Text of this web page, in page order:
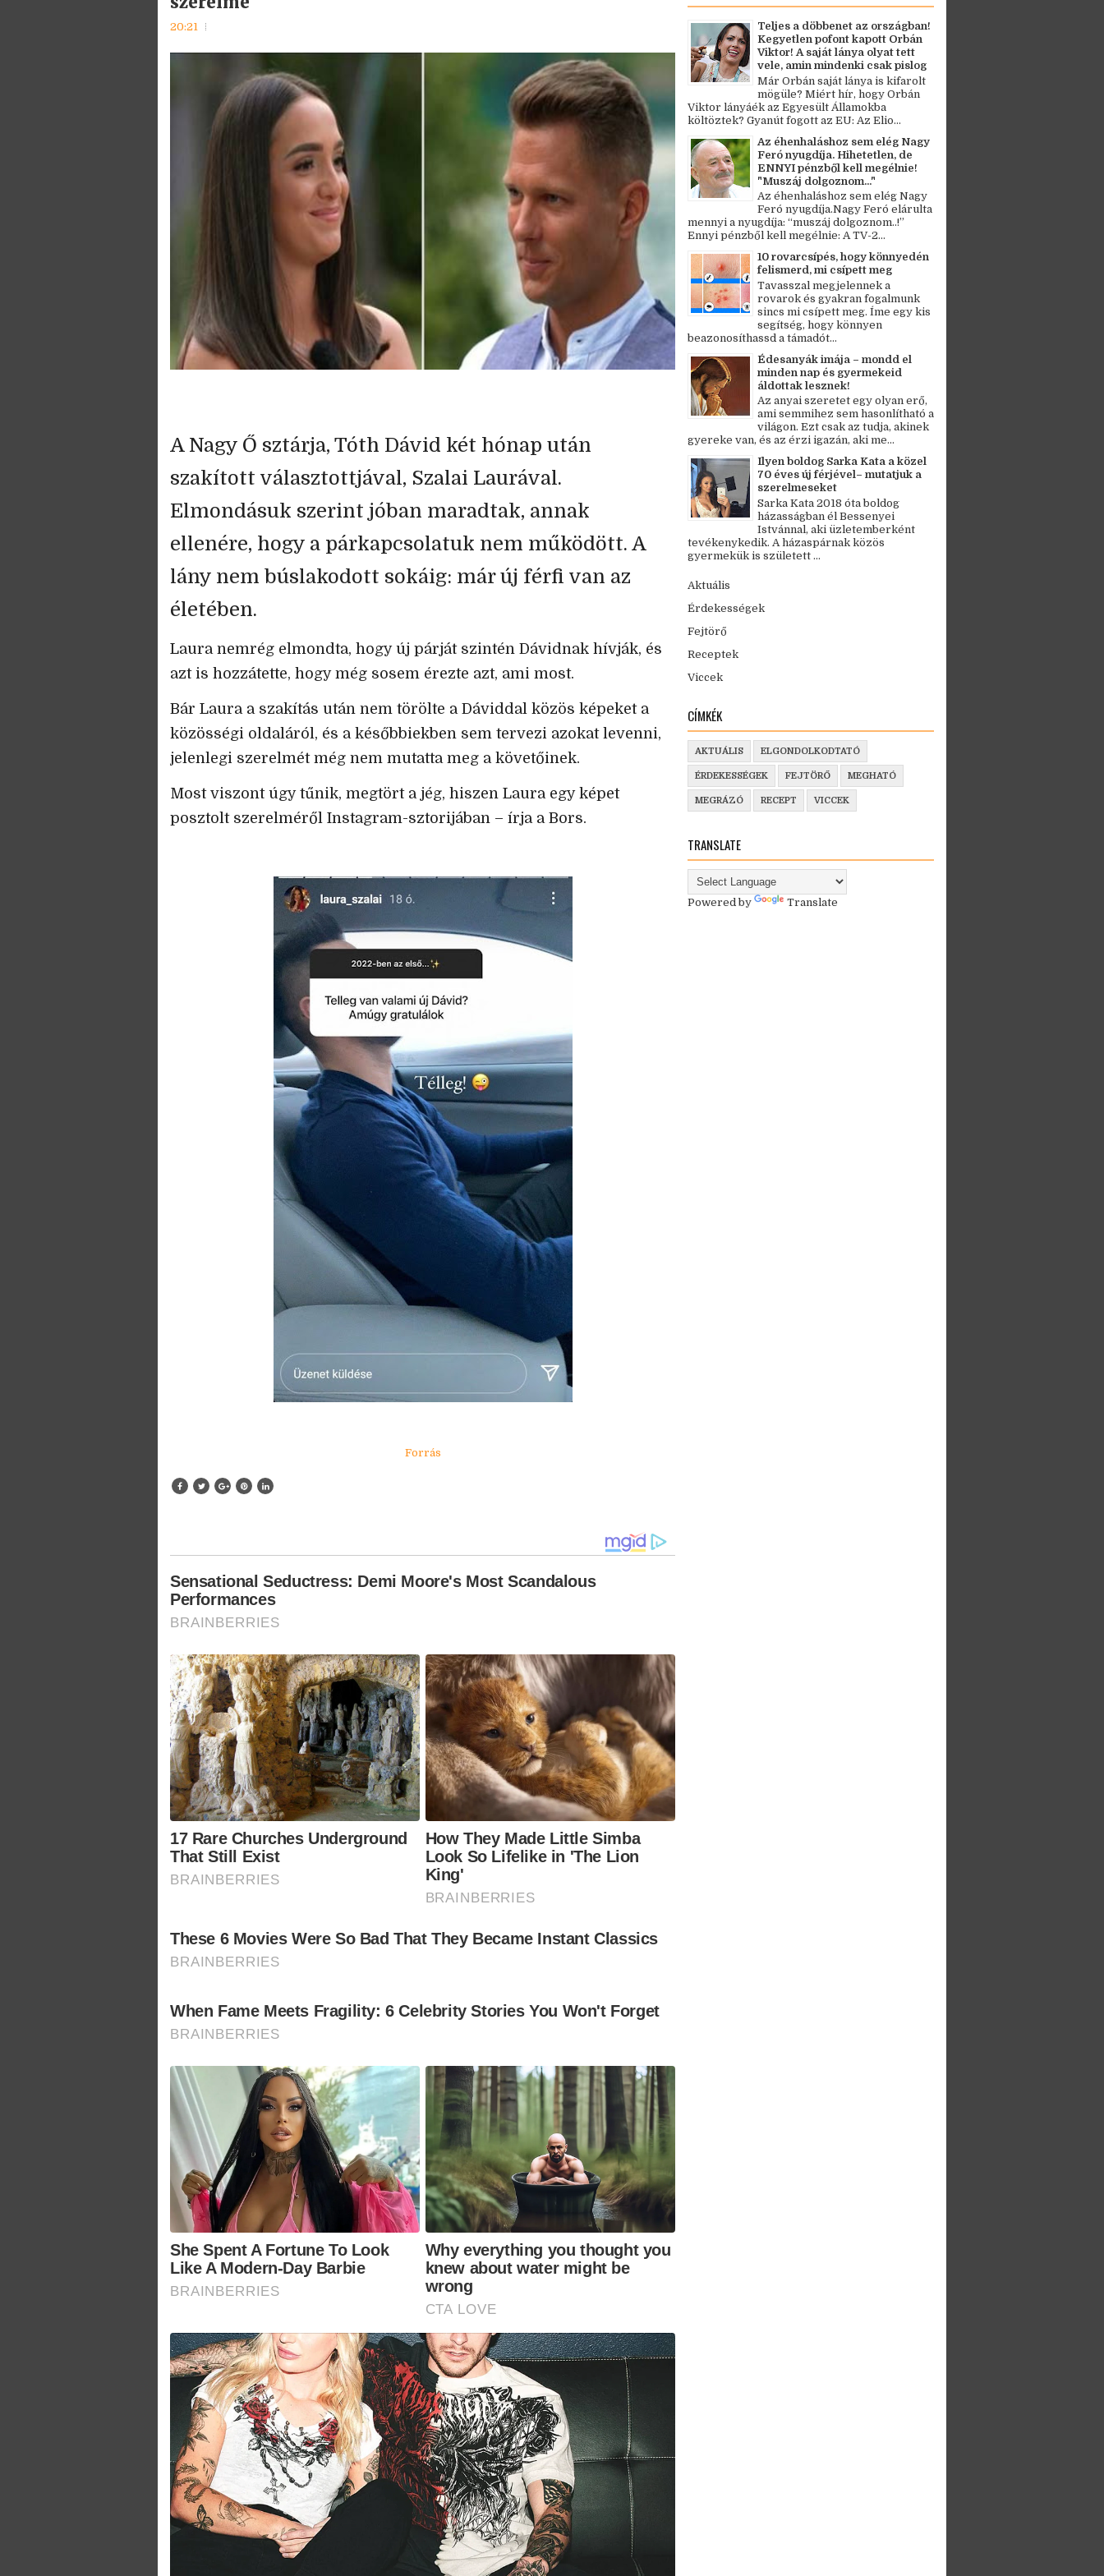
20:21
A Nagy Ő sztárja, Tóth Dávid két hónap után
szakított választottjával, Szalai Laurával.
Elmondásuk szerint jóban maradtak, annak
ellenére, hogy a párkapcsolatuk nem működött. A
lány nem búslakodott sokáig: már új férfi van az
életében.
Laura nemrég elmondta, hogy új párját szintén Dávidnak hívják, és
azt is hozzátette, hogy még sosem érezte azt, ami most.
Bár Laura a szakítás után nem törölte a Dáviddal közös képeket a
közösségi oldaláról, és a későbbiekben sem tervezi azokat levenni,
jelenlegi szerelmét még nem mutatta meg a követőinek.
Most viszont úgy tűnik, megtört a jég, hiszen Laura egy képet
posztolt szerelméről Instagram-sztorijában – írja a Bors.
Forrás
Sensational Seductress: Demi Moore's Most Scandalous
Performances
BRAINBERRIES
17 Rare Churches Underground
That Still Exist
BRAINBERRIES
How They Made Little Simba
Look So Lifelike in 'The Lion
King'
BRAINBERRIES
These 6 Movies Were So Bad That They Became Instant Classics
BRAINBERRIES
When Fame Meets Fragility: 6 Celebrity Stories You Won't Forget
BRAINBERRIES
She Spent A Fortune To Look
Like A Modern-Day Barbie
BRAINBERRIES
Why everything you thought you
knew about water might be
wrong
CTA LOVE
Teljes a döbbenet az országban!
Kegyetlen pofont kapott Orbán
Viktor! A saját lánya olyat tett
vele, amin mindenki csak pislog
Már Orbán saját lánya is kifarolt
mögüle? Miért hír, hogy Orbán
Viktor lányáék az Egyesült Államokba
költöztek? Gyanút fogott az EU: Az Elio...
Az éhenhaláshoz sem elég Nagy
Feró nyugdíja. Hihetetlen, de
ENNYI pénzből kell megélnie!
"Muszáj dolgoznom..."
Az éhenhaláshoz sem elég Nagy
Feró nyugdíja.Nagy Feró elárulta
mennyi a nyugdíja: “muszáj dolgoznom..!”
Ennyi pénzből kell megélnie: A TV-2...
10 rovarcsípés, hogy könnyedén
felismerd, mi csípett meg
Tavasszal megjelennek a
rovarok és gyakran fogalmunk
sincs mi csípett meg. Íme egy kis
segítség, hogy könnyen
beazonosíthassd a támadót...
Édesanyák imája – mondd el
minden nap és gyermekeid
áldottak lesznek!
Az anyai szeretet egy olyan erő,
ami semmihez sem hasonlítható a
világon. Ezt csak az tudja, akinek
gyereke van, és az érzi igazán, aki me...
Ilyen boldog Sarka Kata a közel
70 éves új férjével– mutatjuk a
szerelmeseket
Sarka Kata 2018 óta boldog
házasságban él Bessenyei
Istvánnal, aki üzletemberként
tevékenykedik. A házaspárnak közös
gyermekük is született ...
Aktuális
Érdekességek
Fejtörő
Receptek
Viccek
CÍMKÉK
AKTUÁLIS ELGONDOLKODTATÓ
ÉRDEKESSÉGEK FEJTÖRŐ MEGHATÓ
MEGRÁZÓ RECEPT VICCEK
TRANSLATE
Powered by Translate